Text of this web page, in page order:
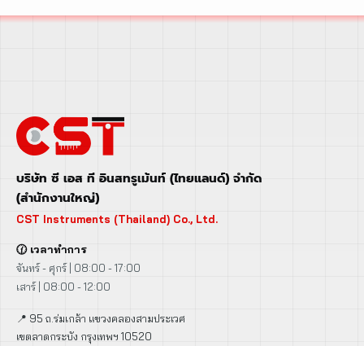
บริษัท ซี เอส ที อินสทรูเม้นท์ (ไทยแลนด์) จำกัด
(สำนักงานใหญ่)
CST Instruments (Thailand) Co., Ltd.
🕜 เวลาทำการ
จันทร์ - ศุกร์ | 08:00 - 17:00
เสาร์ | 08:00 - 12:00
📍 95 ถ.ร่มเกล้า แขวงคลองสามประเวศ
เขตลาดกระบัง กรุงเทพฯ 10520